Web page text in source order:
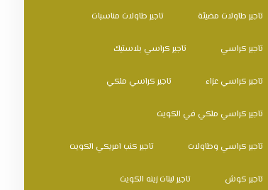
تاجير طاولات مضيئة تاجير طاولات مناسبات
تاجير كراسي تاجير كراسي بلاستيك
تاجير كراسي عزاء تاجير كراسي ملكي
تاجير كراسي ملكي في الكويت
تاجير كراسي وطاولات تاجير كنب امريكي الكويت
تاجير كوش تاجير ليتات زينه الكويت